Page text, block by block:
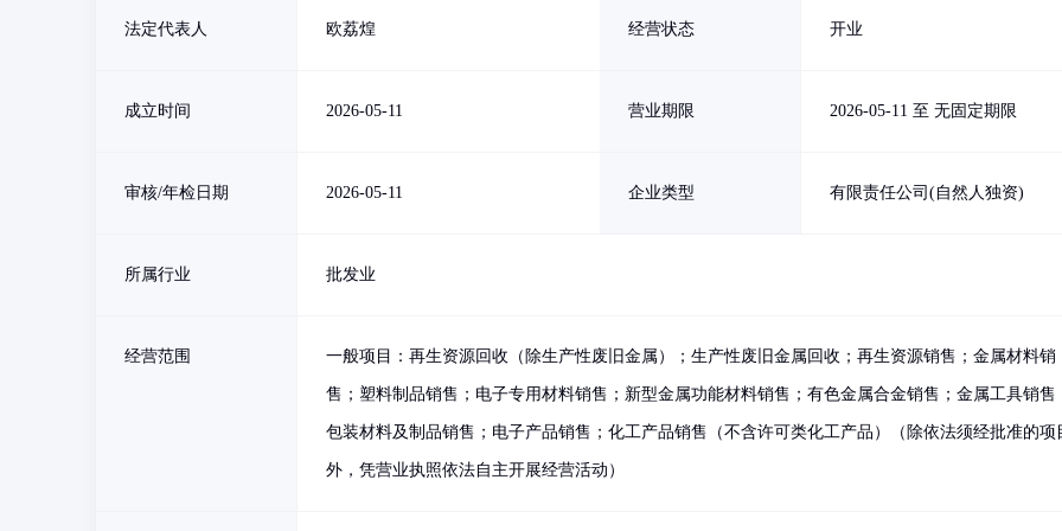
法定代表人 欧荔煌 经营状态 开业
成立时间 2026-05-11 营业期限 2026-05-11 至 无固定期限
审核/年检日期 2026-05-11 企业类型 有限责任公司(自然人独资)
所属行业 批发业
经营范围 一般项目：再生资源回收（除生产性废旧金属）；生产性废旧金属回收；再生资源销售；金属材料销
售；塑料制品销售；电子专用材料销售；新型金属功能材料销售；有色金属合金销售；金属工具销售
包装材料及制品销售；电子产品销售；化工产品销售（不含许可类化工产品）（除依法须经批准的项
外，凭营业执照依法自主开展经营活动）